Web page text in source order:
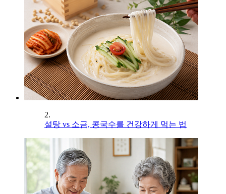
2.
설탕 vs 소금, 콩국수를 건강하게 먹는 법